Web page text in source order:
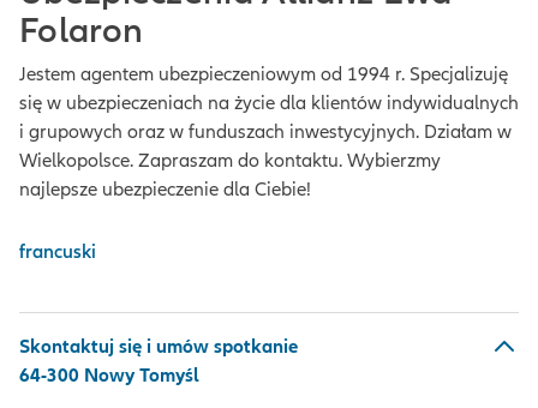
Folaron
Jestem agentem ubezpieczeniowym od 1994 r. Specjalizuję
się w ubezpieczeniach na życie dla klientów indywidualnych
i grupowych oraz w funduszach inwestycyjnych. Działam w
Wielkopolsce. Zapraszam do kontaktu. Wybierzmy
najlepsze ubezpieczenie dla Ciebie!
francuski
Skontaktuj się i umów spotkanie
64-300 Nowy Tomyśl